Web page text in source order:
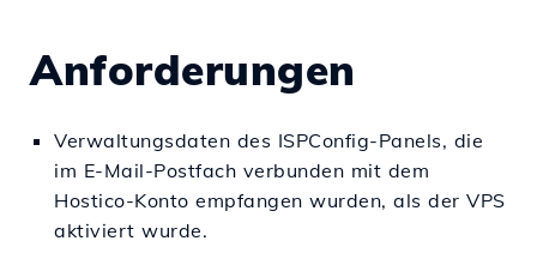
Anforderungen
Verwaltungsdaten des ISPConfig-Panels, die
im E-Mail-Postfach verbunden mit dem
Hostico-Konto empfangen wurden, als der VPS
aktiviert wurde.